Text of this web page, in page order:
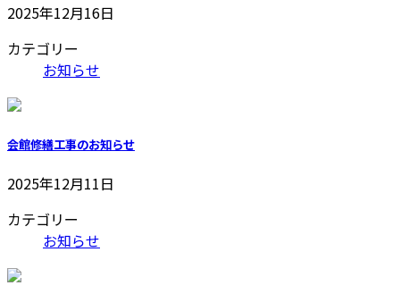
2025年12月16日
カテゴリー
お知らせ
会館修繕工事のお知らせ
2025年12月11日
カテゴリー
お知らせ